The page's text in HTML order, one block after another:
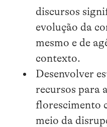
discursos
evolução da
mesmo e de
contexto.
Desenvolver
recursos para
florescimento
meio da